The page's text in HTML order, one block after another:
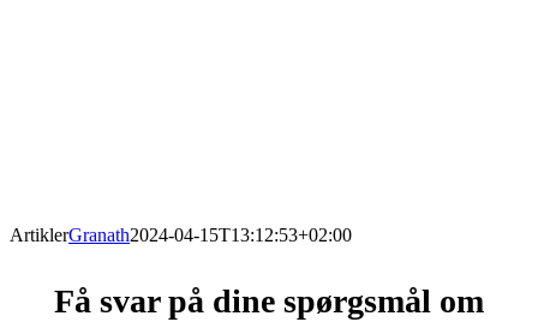
ArtiklerGranath2024-04-15T13:12:53+02:00
Få svar på dine spørgsmål om